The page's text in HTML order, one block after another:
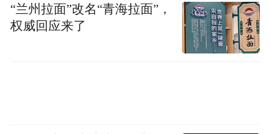
“兰州拉面”改名“青海拉面”，
权威回应来了